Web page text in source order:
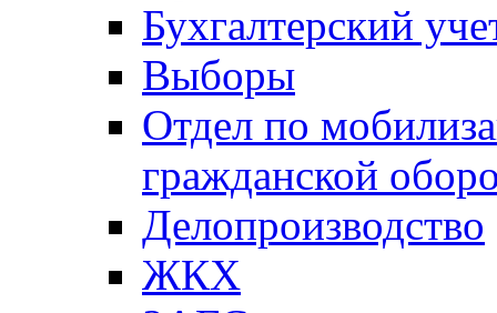
Бухгалтерский
Выборы
Отдел по
гражданской
Делопроизводство
ЖКХ